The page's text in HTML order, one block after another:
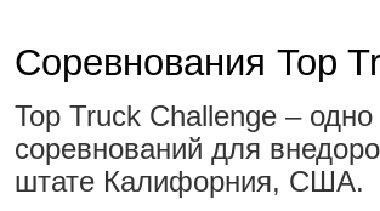
Соревнования Top
Top Truck Challenge –
соревнований для
штате Калифорния, США.